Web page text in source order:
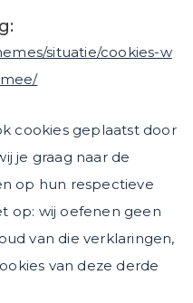
situatie/cookies-w
cookies geplaatst door
je graag naar de
op hun respectieve
op: wij oefenen geen
van die verklaringen,
van deze derde